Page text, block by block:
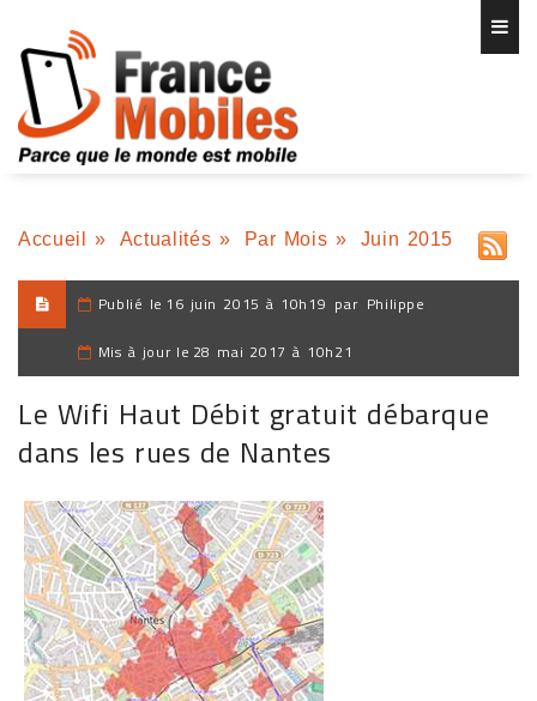
Accueil » Actualités » Par Mois » Juin 2015
Publié le 16 juin 2015 à 10h19 par Philippe
Mis à jour le 28 mai 2017 à 10h21
Le Wifi Haut Débit gratuit débarque
dans les rues de Nantes